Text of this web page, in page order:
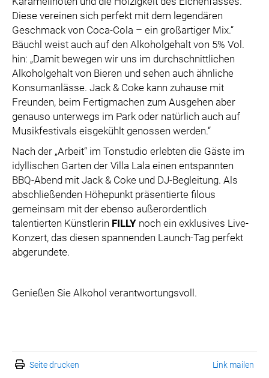
Diese vereinen sich perfekt mit dem legendären
Geschmack von Coca-Cola – ein großartiger Mix.“
Bäuchl weist auch auf den Alkoholgehalt von 5% Vol.
hin: „Damit bewegen wir uns im durchschnittlichen
Alkoholgehalt von Bieren und sehen auch ähnliche
Konsumanlässe. Jack & Coke kann zuhause mit
Freunden, beim Fertigmachen zum Ausgehen aber
genauso unterwegs im Park oder natürlich auch auf
Musikfestivals eisgekühlt genossen werden.“
Nach der „Arbeit“ im Tonstudio erlebten die Gäste im
idyllischen Garten der Villa Lala einen entspannten
BBQ-Abend mit Jack & Coke und DJ-Begleitung. Als
abschließenden Höhepunkt präsentierte filous
gemeinsam mit der ebenso außerordentlich
talentierten Künstlerin FILLY noch ein exklusives Live-
Konzert, das diesen spannenden Launch-Tag perfekt
abgerundete.
Genießen Sie Alkohol verantwortungsvoll.
Seite drucken Link mailen